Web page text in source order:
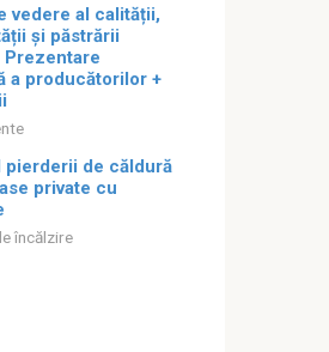
vedere al calității,
și păstrării
a producătorilor +
pierderii de căldură
private cu
încălzire